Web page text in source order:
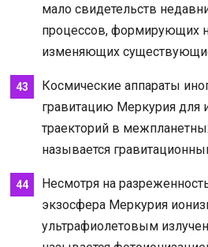
мало свидетельств
процессов, формирующих
изменяющих
Космические аппараты
гравитацию Меркурия для
траекторий в
называется
Несмотря на
экзосфера Меркурия
ультрафиолетовым